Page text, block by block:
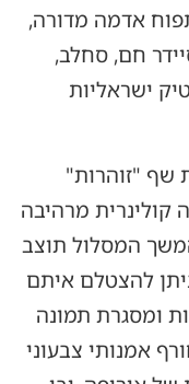
אדמה מדורה,
חם, סחלב,
ישראליות
שף "זוהרות"
קולינרית מרהיבה
המסלול תוצב
להצטלם איתם
ומסגרת תמונה
אמנותי צבעוני